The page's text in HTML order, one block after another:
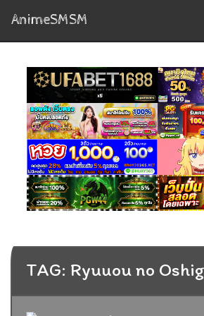
AnimeSMSM
TAG: Ryuuou no